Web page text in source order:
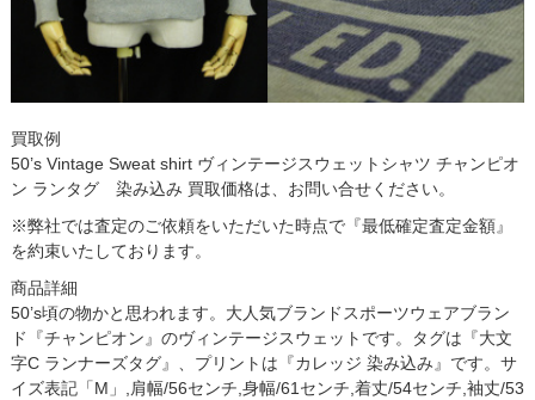
買取例
50’s Vintage Sweat shirt ヴィンテージスウェットシャツ チャンピオ
ン ランタグ 染み込み 買取価格は、お問い合せください。
※弊社では査定のご依頼をいただいた時点で『最低確定査定金額』
を約束いたしております。
商品詳細
50’s頃の物かと思われます。大人気ブランドスポーツウェアブラン
ド『チャンピオン』のヴィンテージスウェットです。タグは『大文
字C ランナーズタグ』、プリントは『カレッジ 染み込み』です。サ
イズ表記「M」,肩幅/56センチ,身幅/61センチ,着丈/54センチ,袖丈/53